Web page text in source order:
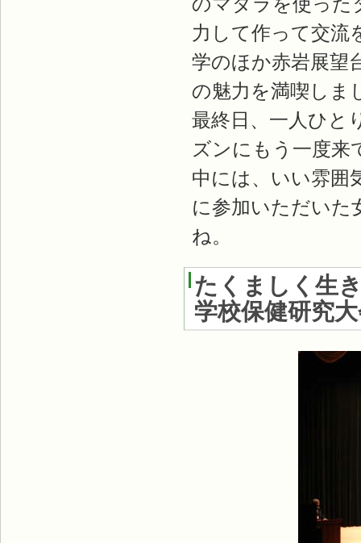
力して作って交流
学のほか赤岩展望
の魅力を満喫しま
最終日、一人ひと
ズンにもう一度来
中には、いい雰囲
に参加いただいた
ね。
たくましく生
学校保健研究